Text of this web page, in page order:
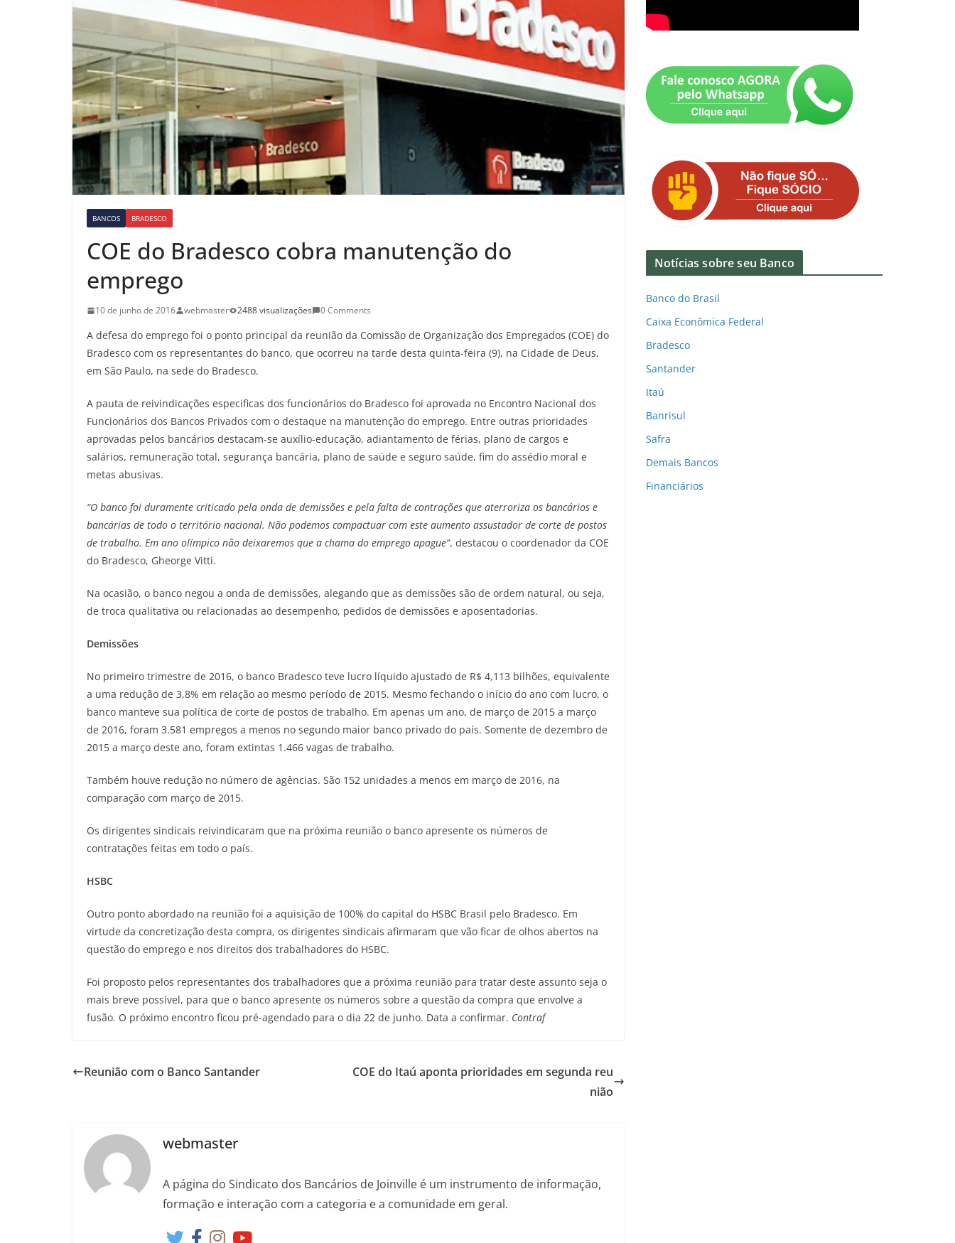
BANCOS BRADESCO
COE do Bradesco cobra manutenção do
emprego
10 de junho de 2016 webmaster 2488 visualizações 0 Comments
A defesa do emprego foi o ponto principal da reunião da Comissão de Organização dos Empregados (COE) do
Bradesco com os representantes do banco, que ocorreu na tarde desta quinta-feira (9), na Cidade de Deus,
em São Paulo, na sede do Bradesco.
A pauta de reivindicações especificas dos funcionários do Bradesco foi aprovada no Encontro Nacional dos
Funcionários dos Bancos Privados com o destaque na manutenção do emprego. Entre outras prioridades
aprovadas pelos bancários destacam-se auxílio-educação, adiantamento de férias, plano de cargos e
salários, remuneração total, segurança bancária, plano de saúde e seguro saúde, fim do assédio moral e
metas abusivas.
“O banco foi duramente criticado pela onda de demissões e pela falta de contrações que aterroriza os bancários e
bancárias de todo o território nacional. Não podemos compactuar com este aumento assustador de corte de postos
de trabalho. Em ano olímpico não deixaremos que a chama do emprego apague”, destacou o coordenador da COE
do Bradesco, Gheorge Vitti.
Na ocasião, o banco negou a onda de demissões, alegando que as demissões são de ordem natural, ou seja,
de troca qualitativa ou relacionadas ao desempenho, pedidos de demissões e aposentadorias.
Demissões
No primeiro trimestre de 2016, o banco Bradesco teve lucro líquido ajustado de R$ 4,113 bilhões, equivalente
a uma redução de 3,8% em relação ao mesmo período de 2015. Mesmo fechando o início do ano com lucro, o
banco manteve sua política de corte de postos de trabalho. Em apenas um ano, de março de 2015 a março
de 2016, foram 3.581 empregos a menos no segundo maior banco privado do país. Somente de dezembro de
2015 a março deste ano, foram extintas 1.466 vagas de trabalho.
Também houve redução no número de agências. São 152 unidades a menos em março de 2016, na
comparação com março de 2015.
Os dirigentes sindicais reivindicaram que na próxima reunião o banco apresente os números de
contratações feitas em todo o país.
HSBC
Outro ponto abordado na reunião foi a aquisição de 100% do capital do HSBC Brasil pelo Bradesco. Em
virtude da concretização desta compra, os dirigentes sindicais afirmaram que vão ficar de olhos abertos na
questão do emprego e nos direitos dos trabalhadores do HSBC.
Foi proposto pelos representantes dos trabalhadores que a próxima reunião para tratar deste assunto seja o
mais breve possível, para que o banco apresente os números sobre a questão da compra que envolve a
fusão. O próximo encontro ficou pré-agendado para o dia 22 de junho. Data a confirmar. Contraf
Reunião com o Banco Santander
COE do Itaú aponta prioridades em segunda reu
nião
webmaster
A página do Sindicato dos Bancários de Joinville é um instrumento de informação,
formação e interação com a categoria e a comunidade em geral.
Notícias sobre seu Banco
Banco do Brasil
Caixa Econômica Federal
Bradesco
Santander
Itaú
Banrisul
Safra
Demais Bancos
Financiários